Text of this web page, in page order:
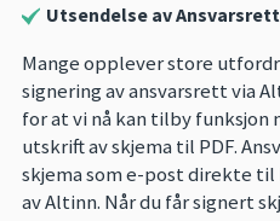
Utsendelse av
Mange opplever store
signering av ansvarsrett via
for at vi nå kan tilby funksjon
utskrift av skjema til PDF.
skjema som e-post direkte
av Altinn. Når du får signert